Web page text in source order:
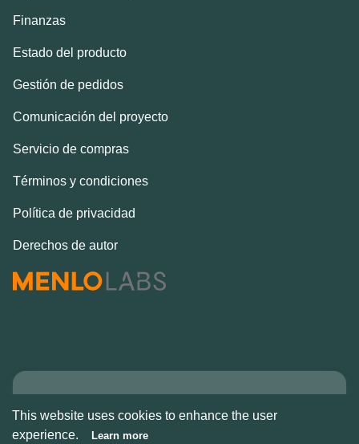
This website uses cookies to enhance the user
experience.
Learn more
Finanzas
Estado del producto
Gestión de pedidos
Comunicación del proyecto
Servicio de compras
Términos y condiciones
Política de privacidad
Derechos de autor
Copyright © Alcove
2026